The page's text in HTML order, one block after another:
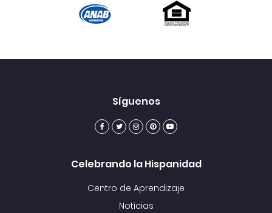
Síguenos
Celebrando la Hispanidad
Centro de Aprendizaje
Noticias